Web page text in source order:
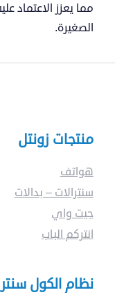
تبحت
عن
مما يعزز الاعتماد
الصغيرة.
منتجات زونتل
هواتف
سنترالات – بدالات
جيت واي
انتركم الباب
نظام الكول سنتر